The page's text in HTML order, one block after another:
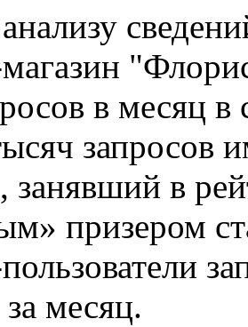
в месяц
запросов
занявший в
призером
месяц.